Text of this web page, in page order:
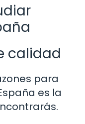
calidad
para
es la